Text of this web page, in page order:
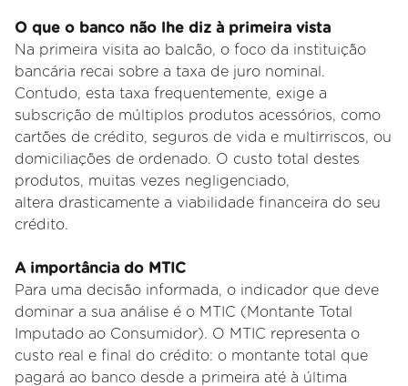
O que o banco não lhe diz à primeira vista
Na primeira visita ao balcão, o foco da instituição
bancária recai sobre a taxa de juro nominal.
Contudo, esta taxa frequentemente, exige a
subscrição de múltiplos produtos acessórios, como
cartões de crédito, seguros de vida e multirriscos, ou
domiciliações de ordenado. O custo total destes
produtos, muitas vezes negligenciado,
altera drasticamente a viabilidade financeira do seu
crédito.
A importância do MTIC
Para uma decisão informada, o indicador que deve
dominar a sua análise é o MTIC (Montante Total
Imputado ao Consumidor). O MTIC representa o
custo real e final do crédito: o montante total que
pagará ao banco desde a primeira até à última